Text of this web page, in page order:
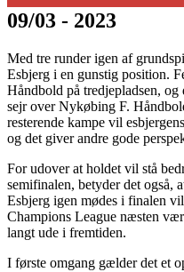
09/03 - 2023
Med tre runder igen af
Esbjerg i en gunstig position.
Håndbold på tredjepladsen,
sejr over Nykøbing F.
resterende kampe vil
og det giver andre gode
For udover at holdet vil stå
semifinalen, betyder det også,
Esbjerg igen mødes i finalen
Champions League næsten
langt ude i fremtiden.
I første omgang gælder det et